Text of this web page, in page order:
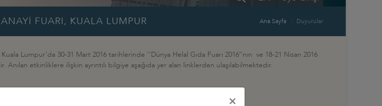
FUARI, KUALA LUMPUR Ana Sayfa Duyurular
Lumpur’da 30-31 Mart 2016 tarihlerinde ‘’Dünya Helal Gıda Fuarı 2016’’nın ve 18-21 Nisan 2016
Anılan etkinliklere ilişkin ayrıntılı bilgiye aşağıda yer alan linklerden ulaşılabilmektedir.
×